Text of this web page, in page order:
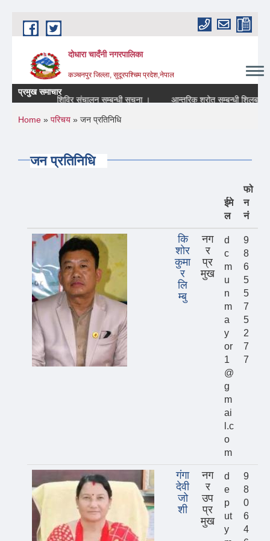
Skip to main content
दोधारा चादँनी नगरपालिका
कञ्चनपुर जिल्ला, सुदूरपश्चिम प्रदेश,नेपाल
प्रमुख समाचार
स्वास्थ्य शिविर संचालन सम्बन्धी सूचना ।
आन्तरिक श्रोत सम्बन्धी शिलबन्दी
You are here
Home » परिचय » जन प्रतिनिधि
जन प्रतिनिधि
ईमे
ल
फो
न
नं
कि
शोर
कुमा
र
लि
म्बु
नग
र
प्र
मुख
d
c
m
u
n
m
a
y
or
1
@
g
m
ai
l.c
o
m
9
8
6
5
5
7
5
2
7
7
गंगा
देवी
जो
शी
नग
र
उप
प्र
मुख
d
e
p
ut
y
9
8
0
6
4